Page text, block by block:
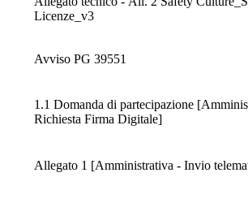
Licenze_v3
Avviso PG 39551
1.1 Domanda di partecipazione
Richiesta Firma Digitale]
Allegato 1 [Amministrativa - Invio